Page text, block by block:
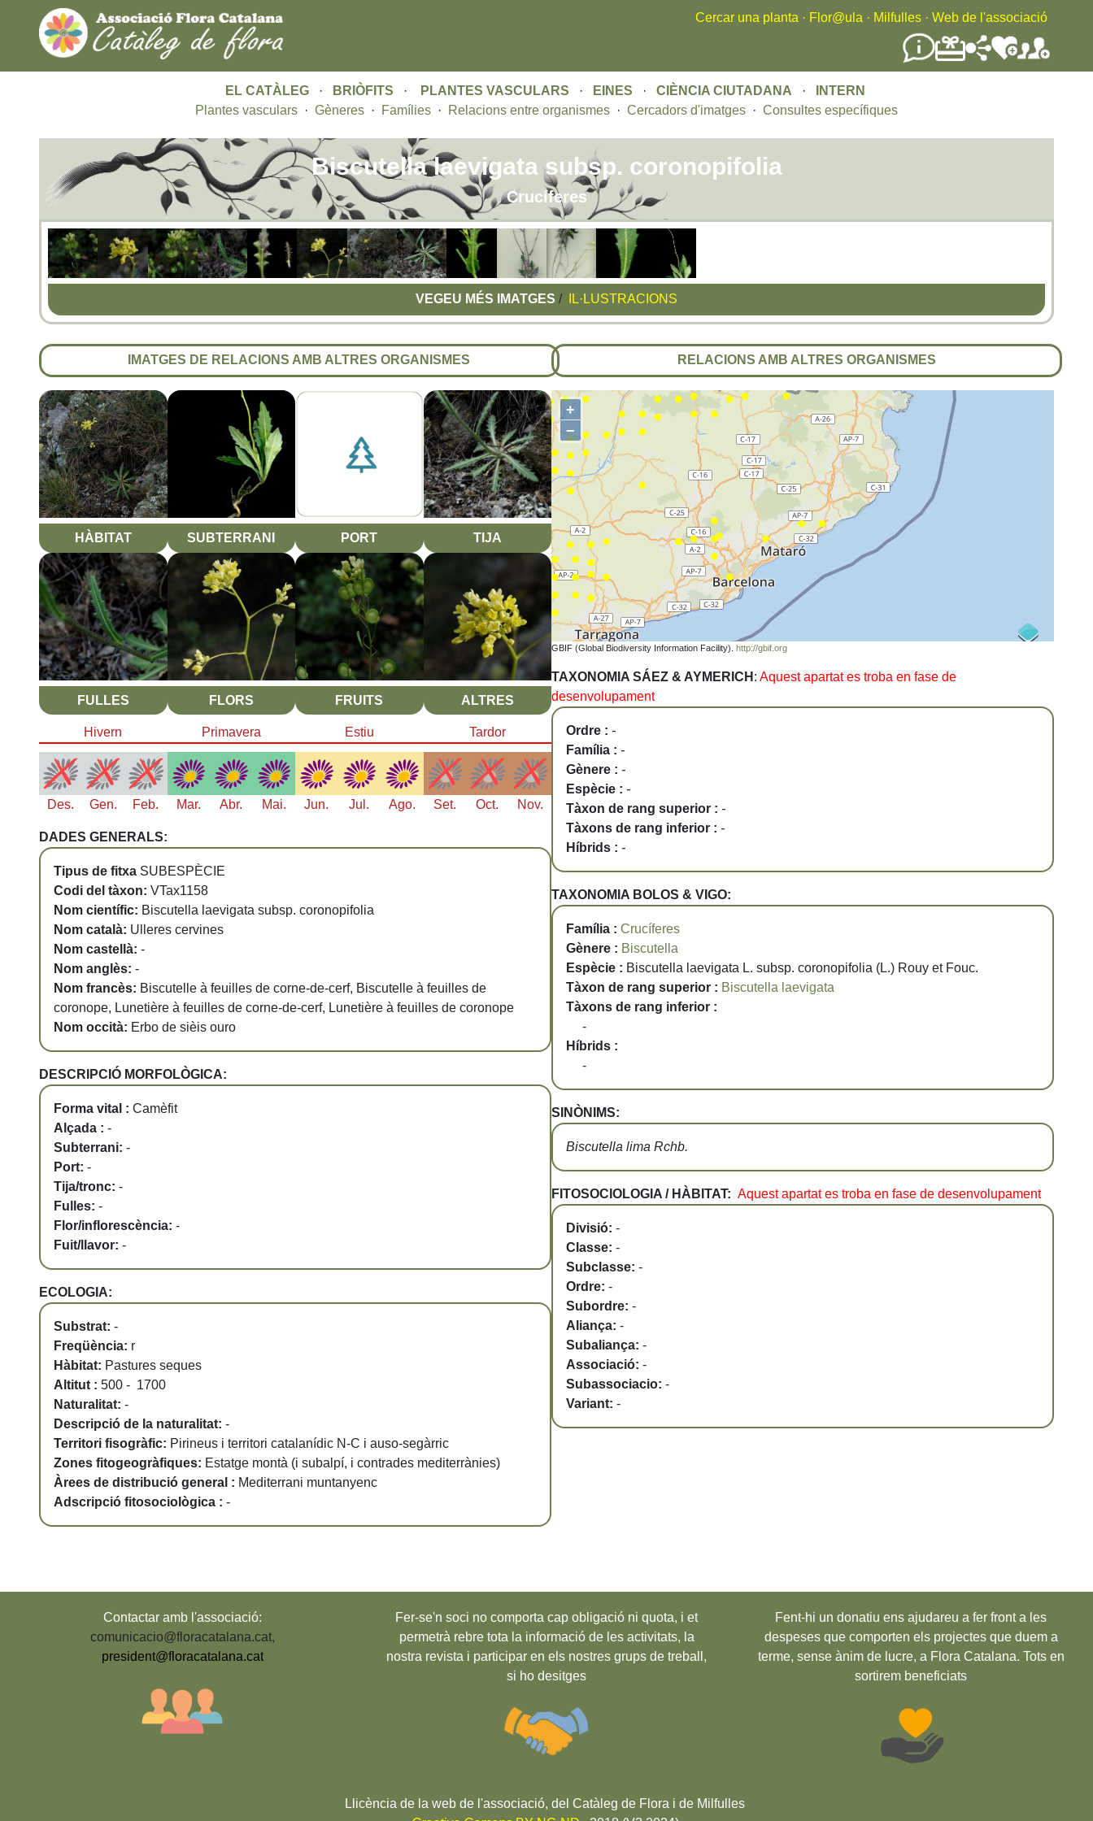
Cercar una planta · Flor@ula · Milfulles · Web de l'associació
EL CATÀLEG· BRIÒFITS · PLANTES VASCULARS · EINES · CIÈNCIA CIUTADANA ·
INTERN
Plantes vasculars · Gèneres · Famílies · Relacions entre organismes · Cercadors d'imatges · Consultes específiques
Biscutella laevigata subsp. coronopifolia
Crucíferes
VEGEU MÉS IMATGES / IL·LUSTRACIONS
IMATGES DE RELACIONS AMB ALTRES ORGANISMES
HÀBITAT SUBTERRANI PORT TIJA
FULLES FLORS FRUITS ALTRES
Hivern Primavera Estiu Tardor
Des. Gen. Feb. Mar. Abr. Mai. Jun. Jul. Ago. Set. Oct. Nov.
DADES GENERALS:
Tipus de fitxa SUBESPÈCIE
Codi del tàxon: VTax1158
Nom científic: Biscutella laevigata subsp. coronopifolia
Nom català: Ulleres cervines
Nom castellà: -
Nom anglès: -
Nom francès: Biscutelle à feuilles de corne-de-cerf, Biscutelle à feuilles de
coronope, Lunetière à feuilles de corne-de-cerf, Lunetière à feuilles de coronope
Nom occità: Erbo de sièis ouro
DESCRIPCIÓ MORFOLÒGICA:
Forma vital : Camèfit
Alçada : -
Subterrani: -
Port: -
Tija/tronc: -
Fulles: -
Flor/inflorescència: -
Fuit/llavor: -
ECOLOGIA:
Substrat: -
Freqüència: r
Hàbitat: Pastures seques
Altitut : 500 - 1700
Naturalitat: -
Descripció de la naturalitat: -
Territori fisogràfic: Pirineus i territori catalanídic N-C i auso-segàrric
Zones fitogeogràfiques: Estatge montà (i subalpí, i contrades mediterrànies)
Àrees de distribució general : Mediterrani muntanyenc
Adscripció fitosociològica : -
RELACIONS AMB ALTRES ORGANISMES
+
−
GBIF (Global Biodiversity Information Facility).http://gbif.org
TAXONOMIA SÁEZ & AYMERICH :Aquest apartat es troba en fase de
desenvolupament
Ordre : -
Família : -
Gènere : -
Espècie : -
Tàxon de rang superior : -
Tàxons de rang inferior : -
Híbrids : -
TAXONOMIA BOLOS & VIGO:
Família :Crucíferes
Gènere : Biscutella
Espècie : Biscutella laevigata L. subsp. coronopifolia (L.) Rouy et Fouc.
Tàxon de rang superior : Biscutella laevigata
Tàxons de rang inferior :
-
Híbrids :
-
SINÒNIMS:
Biscutella lima Rchb.
FITOSOCIOLOGIA / HÀBITAT: Aquest apartat es troba en fase de desenvolupament
Divisió:-
Classe:-
Subclasse:-
Ordre:-
Subordre:-
Aliança:-
Subaliança:-
Associació:-
Subassociacio:-
Variant:-
Contactar amb l'associació:
comunicacio@floracatalana.cat,
president@floracatalana.cat
Fer-se'n soci no comporta cap obligació ni quota, i et
permetrà rebre tota la informació de les activitats, la
nostra revista i participar en els nostres grups de treball,
si ho desitges
Fent-hi un donatiu ens ajudareu a fer front a les
despeses que comporten els projectes que duem a
terme, sense ànim de lucre, a Flora Catalana. Tots en
sortirem beneficiats
Llicència de la web de l'associació, del Catàleg de Flora i de Milfulles